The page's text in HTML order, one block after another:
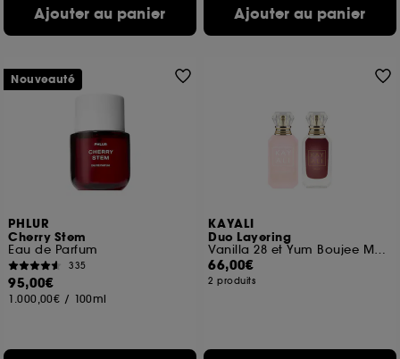
Ajouter au panier Ajouter au panier
PHLUR
Cherry Stem
Eau de Parfum
335
95,00€
1.000,00€ / 100ml
Nouveauté
KAYALI
Duo Layering
Vanilla 28 et Yum Boujee Marshamallow 81
66,00€
2 produits